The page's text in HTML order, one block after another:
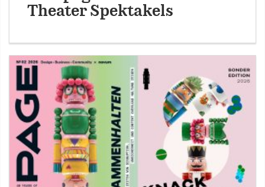
Theater Spektakels